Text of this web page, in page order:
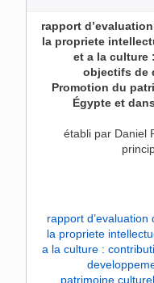
rapport
la propriete
et a la culture
objectifs de
Promotion du
Égypte et
établi par Daniel